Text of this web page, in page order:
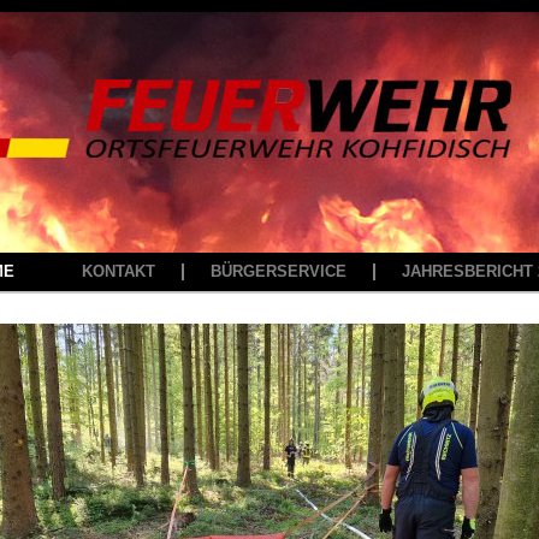
KONTAKT BÜRGERSERVICE JAHRESBERICHT